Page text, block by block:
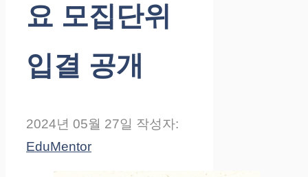
요 모집단위
입결 공개
2024년 05월 27일 작성자:
EduMentor